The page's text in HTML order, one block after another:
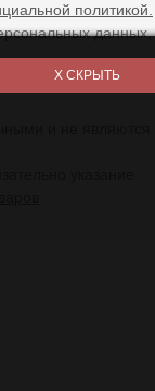
политикой.
и не являются
указание